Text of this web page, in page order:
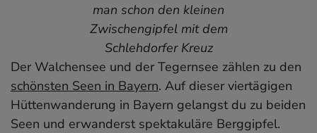
man schon den kleinen
Zwischengipfel mit dem
Schlehdorfer Kreuz
Der Walchensee und der Tegernsee zählen zu den
schönsten Seen in Bayern. Auf dieser viertägigen
Hüttenwanderung in Bayern gelangst du zu beiden
Seen und erwanderst spektakuläre Berggipfel.